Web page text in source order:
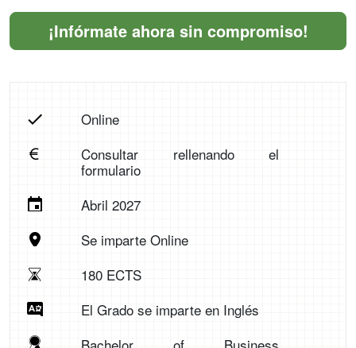
¡Infórmate ahora sin compromiso!
Online
Consultar rellenando el
formulario
Abril 2027
Se imparte Online
180 ECTS
El Grado se imparte en Inglés